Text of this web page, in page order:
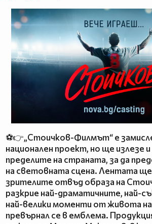
⚽👉„Стоичков-Филмът“ е
национален проект, но ще излезе и
пределите на страната, за да
на световната сцена. Лентата
зрителите отвъд образа на
разкрие най-драматичните, най-
най-велики моменти от живота на
превърнал се в емблема.